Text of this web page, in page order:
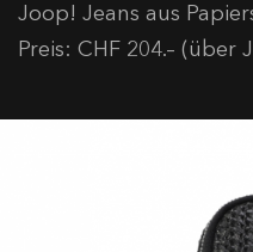
Joop! Jeans aus
Preis: CHF 204.– (über